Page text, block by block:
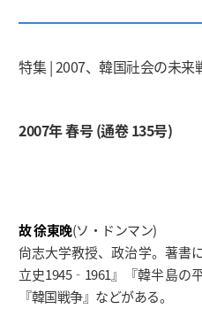
特集 | 2007、韓国社会の未来
2007年 春号 (通卷 135号)
故 徐東晩(ソ・ドンマン)
尙志大学教授、政治学。著書
立史1945‐1961』『韓半島の
『韓国戦争』などがある。